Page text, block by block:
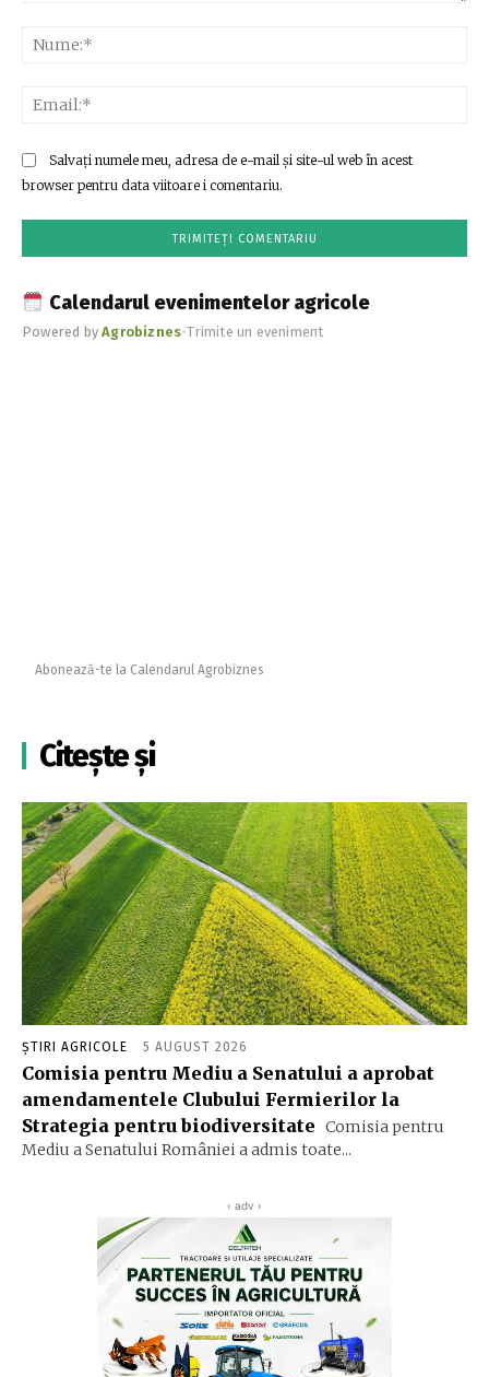
Salvați numele meu, adresa de e-mail și site-ul web în acest
browser pentru data viitoare i comentariu.
Calendarul evenimentelor agricole
Powered byAgrobiznes•Trimite un eveniment
Abonează-te la Calendarul Agrobiznes
Citește și
ȘTIRI AGRICOLE 5 AUGUST 2026
Comisia pentru Mediu a Senatului a aprobat
amendamentele Clubului Fermierilor la
Strategia pentru biodiversitate Comisia pentru
Mediu a Senatului României a admis toate...
‹ adv ›